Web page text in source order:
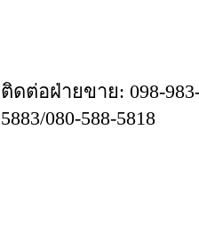
ติดต่อฝ่ายขาย: 098-
5883/080-588-5818